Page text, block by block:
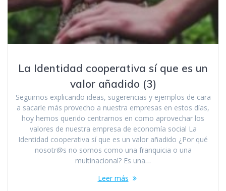
La Identidad cooperativa sí que es un
valor añadido (3)
Seguimos explicando ideas, sugerencias y ejemplos de cara
a sacarle más provecho a nuestra empresas en estos días,
hoy hemos querido centrarnos en como aprovechar los
valores de nuestra empresa de economía social La
Identidad cooperativa sí que es un valor añadido ¿Por qué
nosotr@s no somos como una franquicia o una
multinacional? Es una…
Leer más